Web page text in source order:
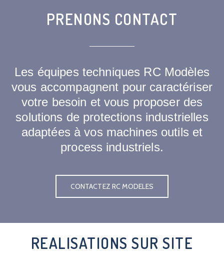
PRENONS CONTACT
Les équipes techniques RC Modèles
vous accompagnent pour caractériser
votre besoin et vous proposer des
solutions de protections industrielles
adaptées à vos machines outils et
process industriels.
CONTACTEZ RC MODELES
REALISATIONS SUR SITE